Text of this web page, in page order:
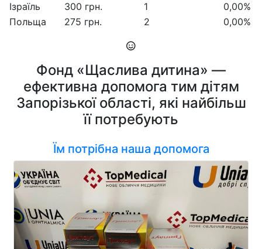
Ізраїль
300 грн. 1
0,00%
Польща
275 грн. 2 0,00%
Фонд «Щаслива дитина» —
ефективна допомога тим дітям
Запорізької області, які найбільш
її потребують
Їм потрібна наша допомога